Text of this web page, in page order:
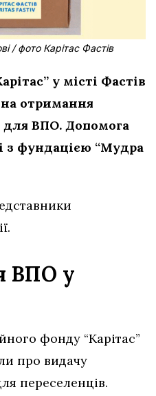
/ фото Карітас Фастів
у місті Фастів
отримання
для ВПО. Допомога
з фундацією “Мудра
ВПО у
фонду “Карітас”
про видачу
переселенців.